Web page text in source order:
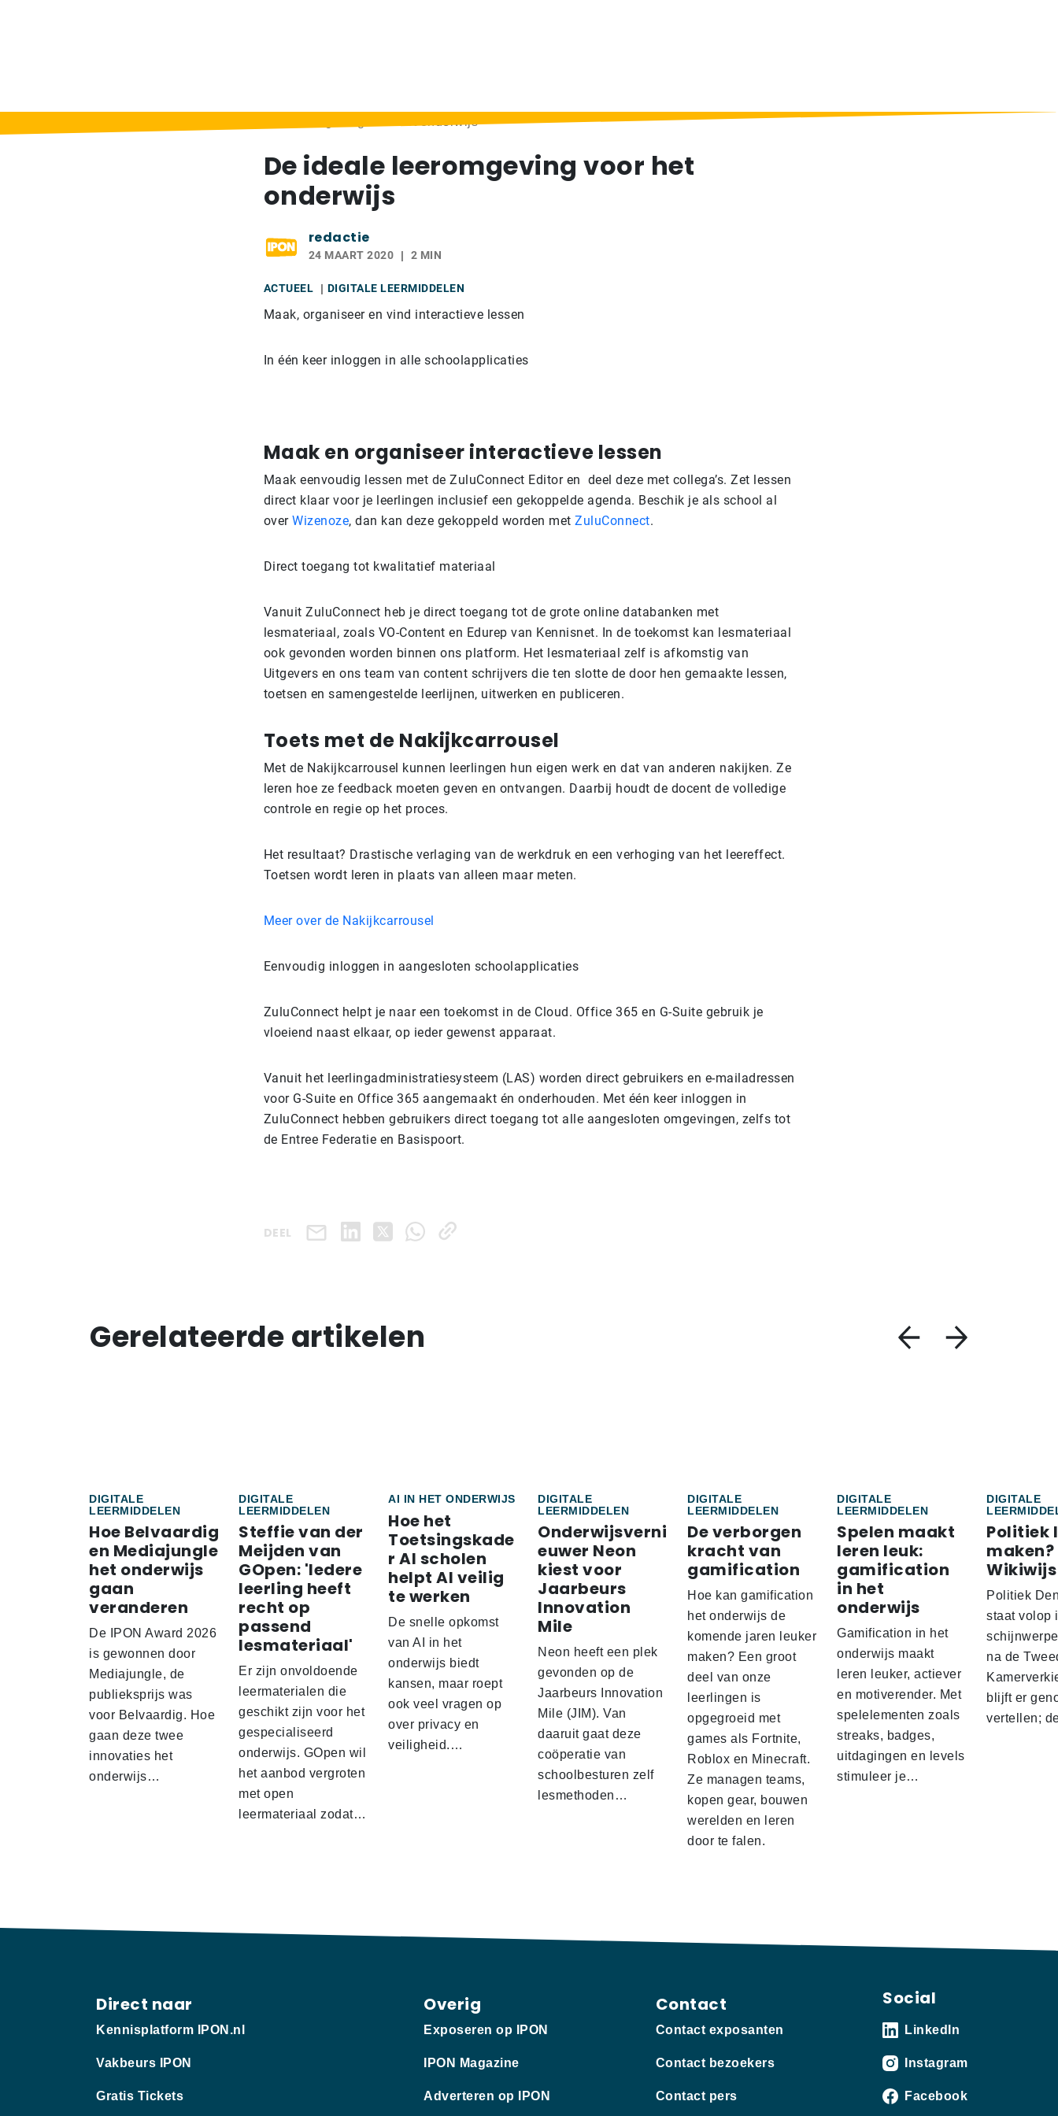
De ideale leeromgeving voor het onderwijs
De ideale leeromgeving voor het
onderwijs
redactie
24 MAART 2020 2 MIN
ACTUEEL DIGITALE LEERMIDDELEN
Maak, organiseer en vind interactieve lessen
In één keer inloggen in alle schoolapplicaties
Maak en organiseer interactieve lessen
Maak eenvoudig lessen met de ZuluConnect Editor en deel deze met collega’s. Zet lessen
direct klaar voor je leerlingen inclusief een gekoppelde agenda. Beschik je als school al
over Wizenoze, dan kan deze gekoppeld worden met ZuluConnect.
Direct toegang tot kwalitatief materiaal
Vanuit ZuluConnect heb je direct toegang tot de grote online databanken met
lesmateriaal, zoals VO-Content en Edurep van Kennisnet. In de toekomst kan lesmateriaal
ook gevonden worden binnen ons platform. Het lesmateriaal zelf is afkomstig van
Uitgevers en ons team van content schrijvers die ten slotte de door hen gemaakte lessen,
toetsen en samengestelde leerlijnen, uitwerken en publiceren.
Toets met de Nakijkcarrousel
Met de Nakijkcarrousel kunnen leerlingen hun eigen werk en dat van anderen nakijken. Ze
leren hoe ze feedback moeten geven en ontvangen. Daarbij houdt de docent de volledige
controle en regie op het proces.
Het resultaat? Drastische verlaging van de werkdruk en een verhoging van het leereffect.
Toetsen wordt leren in plaats van alleen maar meten.
Meer over de Nakijkcarrousel
Eenvoudig inloggen in aangesloten schoolapplicaties
ZuluConnect helpt je naar een toekomst in de Cloud. Office 365 en G-Suite gebruik je
vloeiend naast elkaar, op ieder gewenst apparaat.
Vanuit het leerlingadministratiesysteem (LAS) worden direct gebruikers en e-mailadressen
voor G-Suite en Office 365 aangemaakt én onderhouden. Met één keer inloggen in
ZuluConnect hebben gebruikers direct toegang tot alle aangesloten omgevingen, zelfs tot
de Entree Federatie en Basispoort.
DEEL
Gerelateerde artikelen
DIGITALE
LEERMIDDELEN
Hoe Belvaardig
en Mediajungle
het onderwijs
gaan
veranderen
De IPON Award 2026
is gewonnen door
Mediajungle, de
publieksprijs was
voor Belvaardig. Hoe
gaan deze twee
innovaties het
onderwijs…
DIGITALE
LEERMIDDELEN
Steffie van der
Meijden van
GOpen: 'Iedere
leerling heeft
recht op
passend
lesmateriaal'
Er zijn onvoldoende
leermaterialen die
geschikt zijn voor het
gespecialiseerd
onderwijs. GOpen wil
het aanbod vergroten
met open
leermateriaal zodat…
AI IN HET ONDERWIJS
Hoe het
Toetsingskade
r AI scholen
helpt AI veilig
te werken
De snelle opkomst
van AI in het
onderwijs biedt
kansen, maar roept
ook veel vragen op
over privacy en
veiligheid.…
DIGITALE
LEERMIDDELEN
Onderwijsverni
euwer Neon
kiest voor
Jaarbeurs
Innovation
Mile
Neon heeft een plek
gevonden op de
Jaarbeurs Innovation
Mile (JIM). Van
daaruit gaat deze
coöperatie van
schoolbesturen zelf
lesmethoden…
DIGITALE
LEERMIDDELEN
De verborgen
kracht van
gamification
Hoe kan gamification
het onderwijs de
komende jaren leuker
maken? Een groot
deel van onze
leerlingen is
opgegroeid met
games als Fortnite,
Roblox en Minecraft.
Ze managen teams,
kopen gear, bouwen
werelden en leren
door te falen.
DIGITALE
LEERMIDDELEN
Spelen maakt
leren leuk:
gamification
in het
onderwijs
Gamification in het
onderwijs maakt
leren leuker, actiever
en motiverender. Met
spelelementen zoals
streaks, badges,
uitdagingen en levels
stimuleer je…
DIGITALE
Politiek
maken?
Politiek
staat volop
na de
blijft er
vertellen;
Direct naar
Kennisplatform IPON.nl
Vakbeurs IPON
Gratis Tickets
Overig
Exposeren op IPON
IPON Magazine
Adverteren op IPON
Contact
Contact exposanten
Contact bezoekers
Contact pers
Social
LinkedIn
Instagram
Facebook